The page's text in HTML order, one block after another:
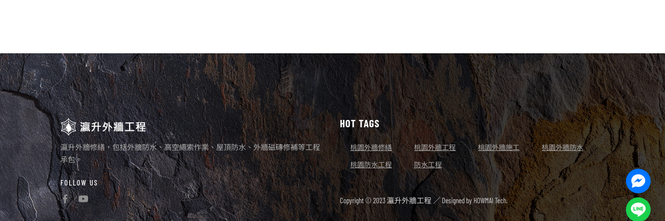
瀛升外牆修繕，包括外牆防水、高空繩索作業、屋頂防水、外牆磁磚修補等工程
承包。
FOLLOW US
HOT TAGS
桃園外牆修繕 桃園外牆工程 桃園外牆施工 桃園外牆防水
桃園防水工程 防水工程
Copyright © 2023 瀛升外牆工程 ／ Designed byHOWMAI Tech.
Line